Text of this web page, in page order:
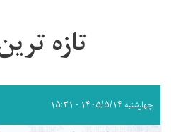
تازه
چهارشنبه ۱۴۰۵/۵/۱۴ - ۱۵:۳۱